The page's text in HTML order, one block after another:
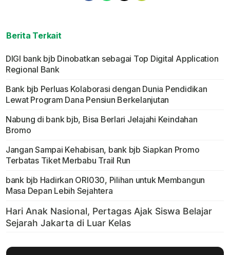
Berita Terkait
DIGI bank bjb Dinobatkan sebagai Top Digital Application
Regional Bank
Bank bjb Perluas Kolaborasi dengan Dunia Pendidikan
Lewat Program Dana Pensiun Berkelanjutan
Nabung di bank bjb, Bisa Berlari Jelajahi Keindahan
Bromo
Jangan Sampai Kehabisan, bank bjb Siapkan Promo
Terbatas Tiket Merbabu Trail Run
bank bjb Hadirkan ORI030, Pilihan untuk Membangun
Masa Depan Lebih Sejahtera